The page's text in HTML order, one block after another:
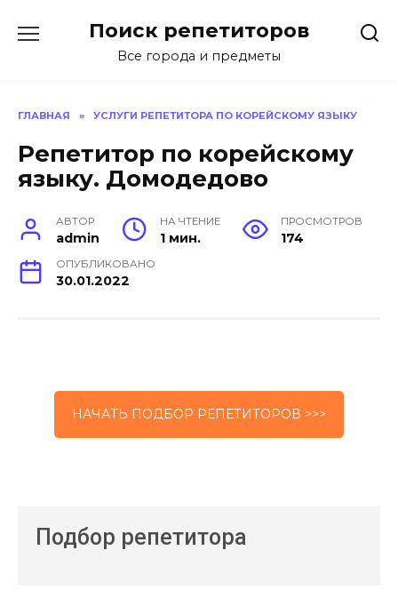
Поиск репетиторов
Все города и предметы
ГЛАВНАЯ » УСЛУГИ РЕПЕТИТОРА ПО КОРЕЙСКОМУ ЯЗЫКУ
Репетитор по корейскому
языку. Домодедово
АВТОР
admin
НА ЧТЕНИЕ
1 мин.
ПРОСМОТРОВ
174
ОПУБЛИКОВАНО
30.01.2022
НАЧАТЬ ПОДБОР РЕПЕТИТОРОВ >>>
Подбор репетитора